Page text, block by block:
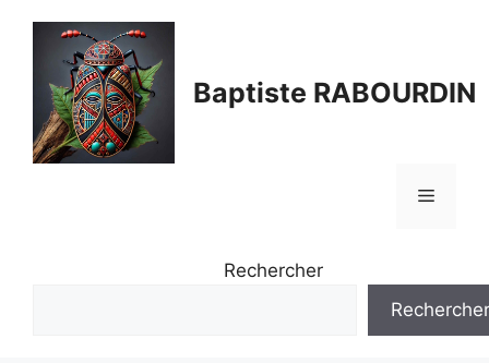
contenu
Baptiste RABOURDIN
Menu
Rechercher
Rechercher